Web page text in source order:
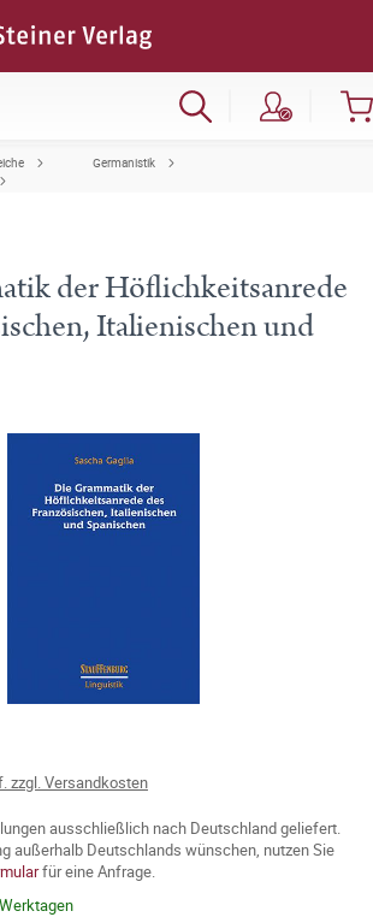
Germanistik
der Höflichkeitsanrede
Italienischen und
zzgl. Versandkosten
ausschließlich nach Deutschland geliefert.
außerhalb Deutschlands wünschen, nutzen Sie
für eine Anfrage.